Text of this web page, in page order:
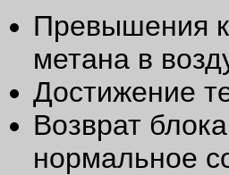
Превышения
метана в
Достижение
Возврат
нормальное